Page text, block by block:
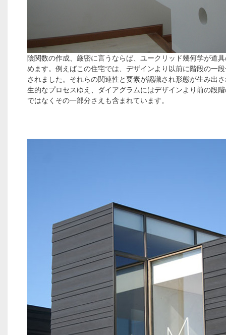
陰関数の作成、厳密に言うならば、ユークリッド幾何学が道
めます。例えばこの住宅では、デザインより以前に階段の一
されました。それらの関連性と要素が認識され形態が生み出
生的なプロセスゆえ、ダイアグラムにはデザインより前の段
ではなくその一部分さえも含まれています。